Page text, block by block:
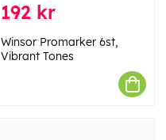
192 kr
Winsor Promarker 6st,
Vibrant Tones